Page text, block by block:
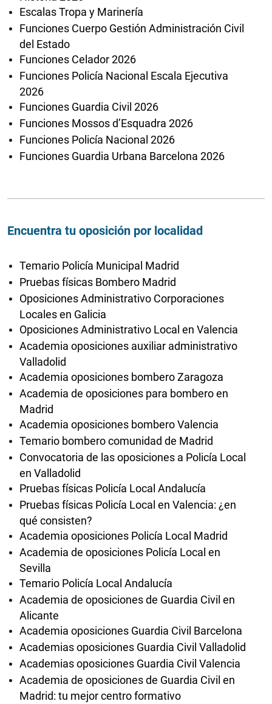
Escalas Tropa y Marinería
Funciones Cuerpo Gestión Administración Civil
del Estado
Funciones Celador 2026
Funciones Policía Nacional Escala Ejecutiva
2026
Funciones Guardia Civil 2026
Funciones Mossos d’Esquadra 2026
Funciones Policía Nacional 2026
Funciones Guardia Urbana Barcelona 2026
Encuentra tu oposición por localidad
Temario Policía Municipal Madrid
Pruebas físicas Bombero Madrid
Oposiciones Administrativo Corporaciones
Locales en Galicia
Oposiciones Administrativo Local en Valencia
Academia oposiciones auxiliar administrativo
Valladolid
Academia oposiciones bombero Zaragoza
Academia de oposiciones para bombero en
Madrid
Academia oposiciones bombero Valencia
Temario bombero comunidad de Madrid
Convocatoria de las oposiciones a Policía Local
en Valladolid
Pruebas físicas Policía Local Andalucía
Pruebas físicas Policía Local en Valencia: ¿en
qué consisten?
Academia oposiciones Policía Local Madrid
Academia de oposiciones Policía Local en
Sevilla
Temario Policía Local Andalucía
Academia de oposiciones de Guardia Civil en
Alicante
Academia oposiciones Guardia Civil Barcelona
Academias oposiciones Guardia Civil Valladolid
Academias oposiciones Guardia Civil Valencia
Academia de oposiciones de Guardia Civil en
Madrid: tu mejor centro formativo